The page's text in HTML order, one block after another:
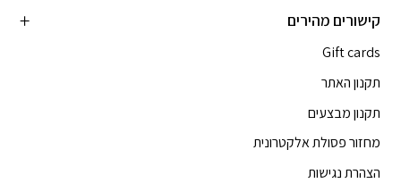
קישורים מהירים
Gift cards
תקנון האתר
תקנון מבצעים
מחזור פסולת אלקטרונית
הצהרת נגישות